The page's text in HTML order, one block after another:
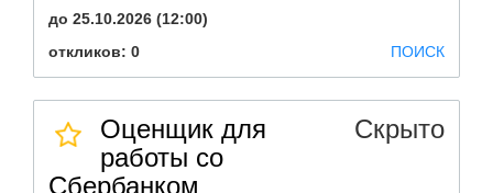
до 25.10.2026 (12:00)
откликов: 0
ПОИСК
Оценщик для
работы со
Сбербанком
Скрыто